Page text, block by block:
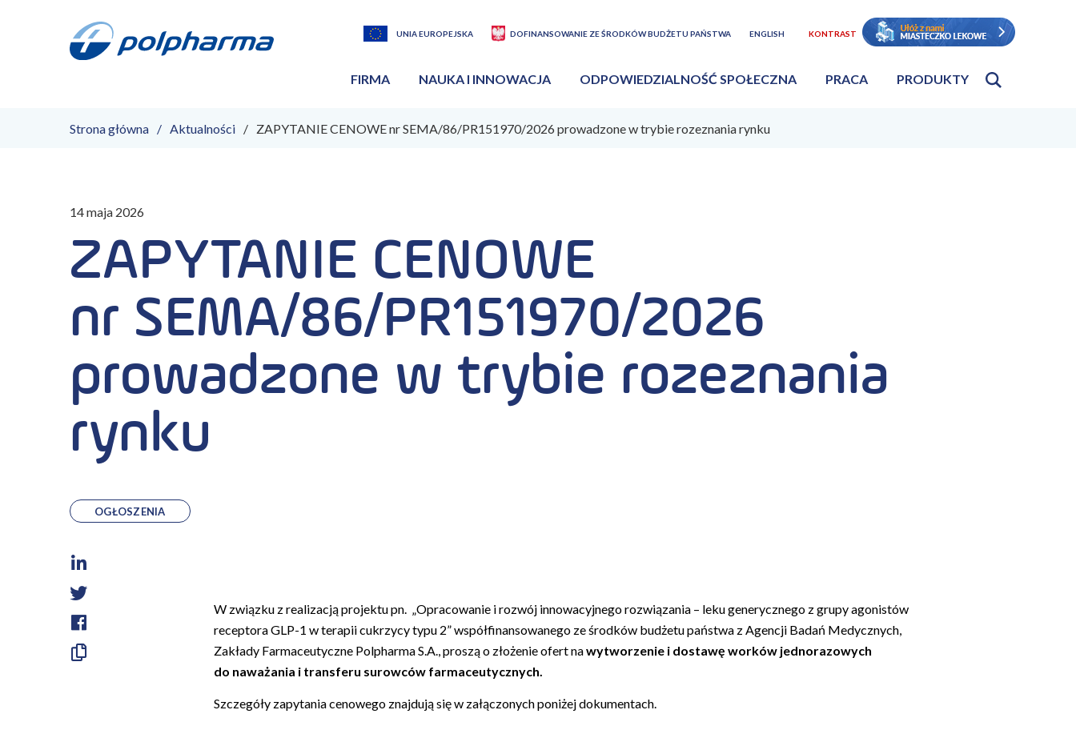
UNIA EUROPEJSKA DOFINANSOWANIE ZE ŚRODKÓW BUDŻETU PAŃSTWA ENGLISH KONTRAST
FIRMA NAUKA I INNOWACJA ODPOWIEDZIALNOŚĆ SPOŁECZNA PRACA PRODUKTY
Strona główna Aktualności ZAPYTANIE CENOWE nr SEMA/86/PR151970/2026 prowadzone w trybie rozeznania rynku
14 maja 2026
ZAPYTANIE CENOWE
nr SEMA/86/PR151970/2026
prowadzone w trybie rozeznania
rynku
OGŁOSZENIA
Skopiuj
W związku z realizacją projektu pn. „Opracowanie i rozwój innowacyjnego rozwiązania – leku generycznego z grupy agonistów
receptora GLP-1 w terapii cukrzycy typu 2” współfinansowanego ze środków budżetu państwa z Agencji Badań Medycznych,
Zakłady Farmaceutyczne Polpharma S.A., proszą o złożenie ofert nawytworzenie i dostawę worków jednorazowych
do naważania i transferu surowców farmaceutycznych.
Szczegóły zapytania cenowego znajdują się w załączonych poniżej dokumentach.